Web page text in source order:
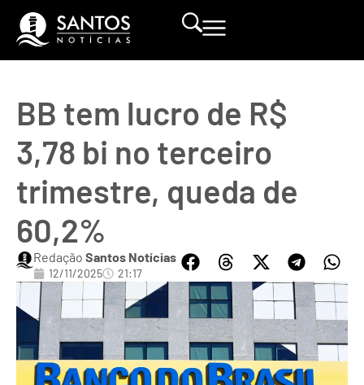
BB tem lucro de R$
3,78 bi no terceiro
trimestre, queda de
60,2%
Redação Santos Notícias
12/11/2025 21:17